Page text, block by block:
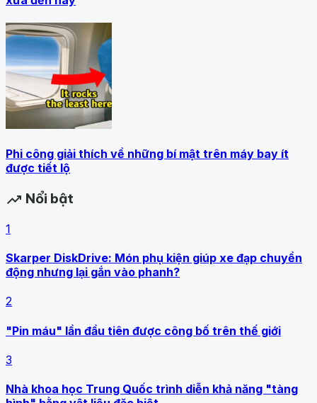
Phi công giải thích về những bí mật trên máy bay ít
được tiết lộ
trending_up Nổi bật
1
Skarper DiskDrive: Món phụ kiện giúp xe đạp chuyển
động nhưng lại gắn vào phanh?
2
"Pin máu" lần đầu tiên được công bố trên thế giới
3
Nhà khoa học Trung Quốc trình diễn khả năng "tàng